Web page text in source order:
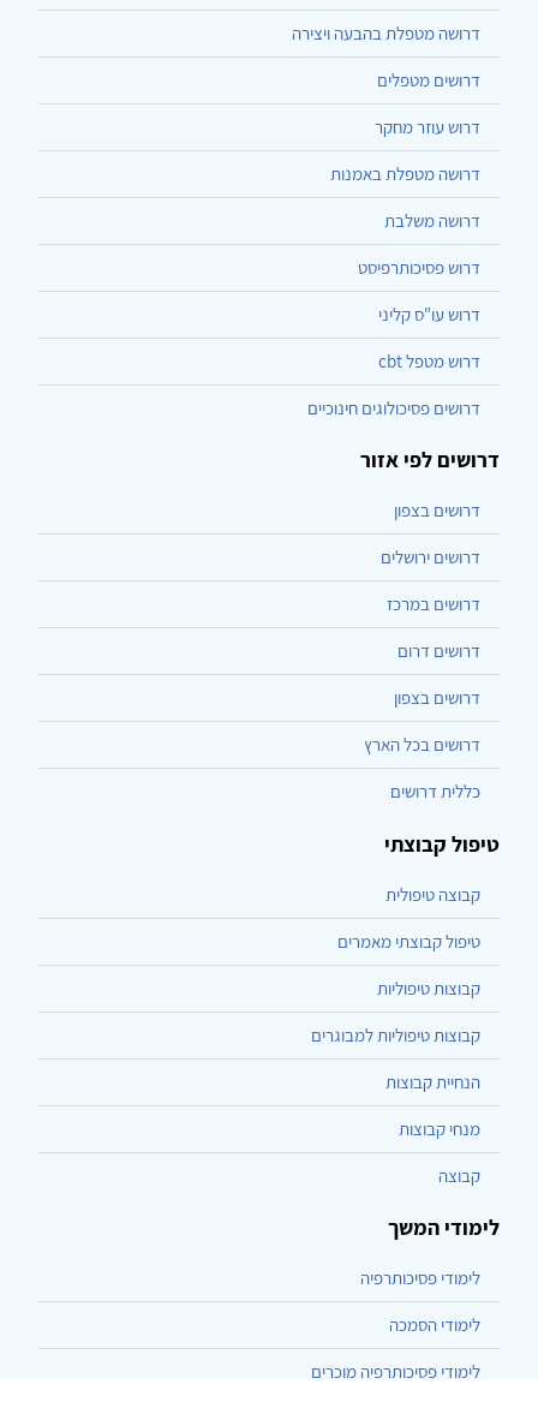
דרושה מטפלת בהבעה ויצירה
דרושים מטפלים
דרוש עוזר מחקר
דרושה מטפלת באמנות
דרושה משלבת
דרוש פסיכותרפיסט
דרוש עו"ס קליני
דרוש מטפל cbt
דרושים פסיכולוגים חינוכיים
דרושים לפי אזור
דרושים בצפון
דרושים ירושלים
דרושים במרכז
דרושים דרום
דרושים בצפון
דרושים בכל הארץ
כללית דרושים
טיפול קבוצתי
קבוצה טיפולית
טיפול קבוצתי מאמרים
קבוצות טיפוליות
קבוצות טיפוליות למבוגרים
הנחיית קבוצות
מנחי קבוצות
קבוצה
לימודי המשך
לימודי פסיכותרפיה
לימודי הסמכה
לימודי פסיכותרפיה מוכרים